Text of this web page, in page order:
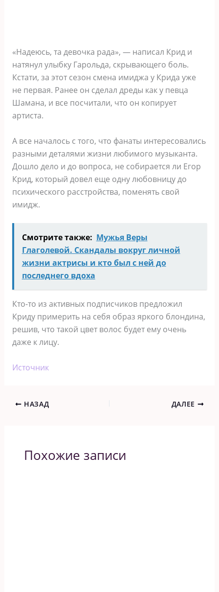
«Надеюсь, та девочка рада», — написал Крид и
натянул улыбку Гарольда, скрывающего боль.
Кстати, за этот сезон смена имиджа у Крида уже
не первая. Ранее он сделал дреды как у певца
Шамана, и все посчитали, что он копирует
артиста.
А все началось с того, что фанаты интересовались
разными деталями жизни любимого музыканта.
Дошло дело и до вопроса, не собирается ли Егор
Крид, который довел еще одну любовницу до
психического расстройства, поменять свой
имидж.
Смотрите также: Мужья Веры
Глаголевой. Скандалы вокруг личной
жизни актрисы и кто был с ней до
последнего вдоха
Кто-то из активных подписчиков предложил
Криду примерить на себя образ яркого блондина,
решив, что такой цвет волос будет ему очень
даже к лицу.
Источник
НАЗАД ДАЛЕЕ
Похожие записи